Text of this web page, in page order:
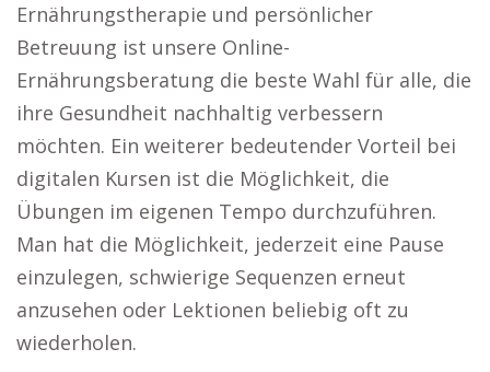
Ernährungstherapie und persönlicher
Betreuung ist unsere Online-
Ernährungsberatung die beste Wahl für alle, die
ihre Gesundheit nachhaltig verbessern
möchten. Ein weiterer bedeutender Vorteil bei
digitalen Kursen ist die Möglichkeit, die
Übungen im eigenen Tempo durchzuführen.
Man hat die Möglichkeit, jederzeit eine Pause
einzulegen, schwierige Sequenzen erneut
anzusehen oder Lektionen beliebig oft zu
wiederholen.